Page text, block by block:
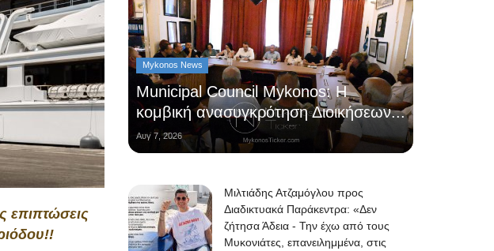
επιπτώσεις
Mykonos News
Municipal Council Mykonos: Η
κομβική ανασυγκρότηση Διοικήσεων...
Αυγ 7, 2026
Μιλτιάδης Ατζαμόγλου προς
Διαδικτυακά Παράκεντρα: «Δεν
ζήτησα Άδεια - Την έχω από τους
Μυκονιάτες, επανειλημμένα, στις